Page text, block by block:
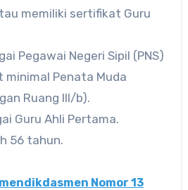
memiliki sertifikat Guru
Pegawai Negeri Sipil (PNS)
minimal Penata Muda
Ruang III/b).
Guru Ahli Pertama.
56 tahun.
Nomor 13